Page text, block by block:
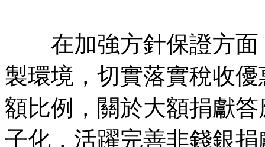
在加強方針保證方面
製環境，切實落實稅收
額比例，關於大額捐獻
子化，活躍完善非錢銀